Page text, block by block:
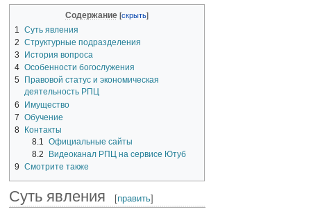
Содержание
1
Суть явления
2
Структурные подразделения
3
История вопроса
4 Особенности богослужения
5
Правовой статус и экономическая
деятельность РПЦ
6
Имущество
7
Обучение
8
Контакты
8.1 Официальные сайты
8.2
Видеоканал РПЦ на сервисе Ютуб
9
Смотрите также
Суть явления [править]